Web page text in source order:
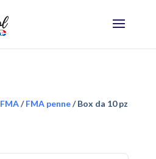
FMA/FMA penne/ Box da 10 pz